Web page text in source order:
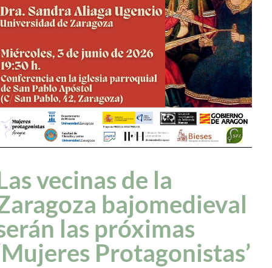
vecinas de la
bajomedieval
las próximas
Protagonistas’